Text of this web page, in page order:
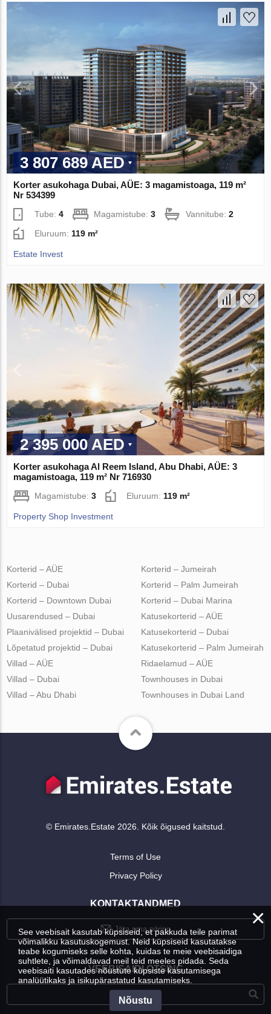
3 807 689 AED
Korter asukohaga Dubai, AÜE: 3 magamistoaga, 119 m²
Nr 534399
Tube:4 Magamistube:3 Vannitube:2
Eluruum: 119 m²
Estate Invest
2 395 000 AED
Korter asukohaga Al Reem Island, Abu Dhabi, AÜE: 3
magamistoaga, 119 m² Nr 716930
Magamistube:3 Eluruum: 119 m²
Property Shop Investment
Korterid – AÜE
Korterid – Dubai
Korterid – Downtown Dubai
Korterid – Jumeirah
Korterid – Palm Jumeirah
Korterid – Dubai Marina
Uusarendused – Dubai
Plaanivälised projektid – Dubai
Lõpetatud projektid – Dubai
Katusekorterid – AÜE
Katusekorterid – Dubai
Katusekorterid – Palm Jumeirah
Villad – AÜE
Villad – Dubai
Villad – Abu Dhabi
Ridaelamud – AÜE
Townhouses in Dubai
Townhouses in Dubai Land
© Emirates.Estate 2026. Kõik õigused kaitstud.
Terms of Use
Privacy Policy
KONTAKTANDMED
Jäta oma päring
VEEBISAIDI OTSING
×
See veebisait kasutab küpsiseid, et pakkuda teile parimat
võimalikku kasutuskogemust. Neid küpsiseid kasutatakse
teabe kogumiseks selle kohta, kuidas te meie veebisaidiga
suhtlete, ja võimaldavad meil teid meeles pidada. Seda
veebisaiti kasutades nõustute küpsiste kasutamisega
analüütikaks ja isikupärastatud kasutamiseks.
Nõustu